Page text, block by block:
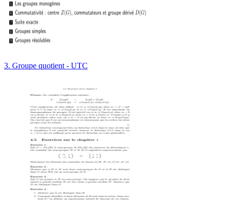
3. Groupe quotient - UTC